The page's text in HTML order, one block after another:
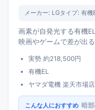
メーカー: LGタイプ: 有機
画素が自発光する有機
映画やゲームで差が出る
実勢 約218,500円
有機EL
ヤマダ電機 楽天市場店
こんな人におすすめ 暗